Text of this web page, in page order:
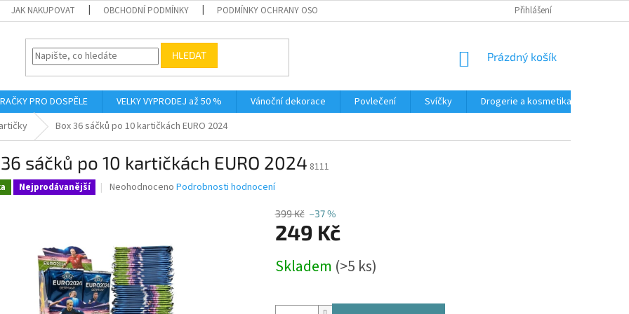
JAK NAKUPOVAT OBCHODNÍ PODMÍNKY PODMÍNKY OCHRANY OSOBNÍCH ÚDAJŮ Přihlášení
HLEDAT
NÁKUPNÍ
Prázdný košík
PRO DOSPĚLE VELKY VYPRODEJ až 50 % Vánoční dekorace Povlečení Svíčky Drogerie a kosmetika
Box 36 sáčků po 10 kartičkách EURO 2024
sáčků po 10 kartičkách EURO 2024 8111
Nejprodávanější
Průměrné
z
5
hvězdiček.
Neohodnoceno Podrobnosti hodnocení
399 Kč –37 %
249 Kč
cena:
Skladem (>5 ks)